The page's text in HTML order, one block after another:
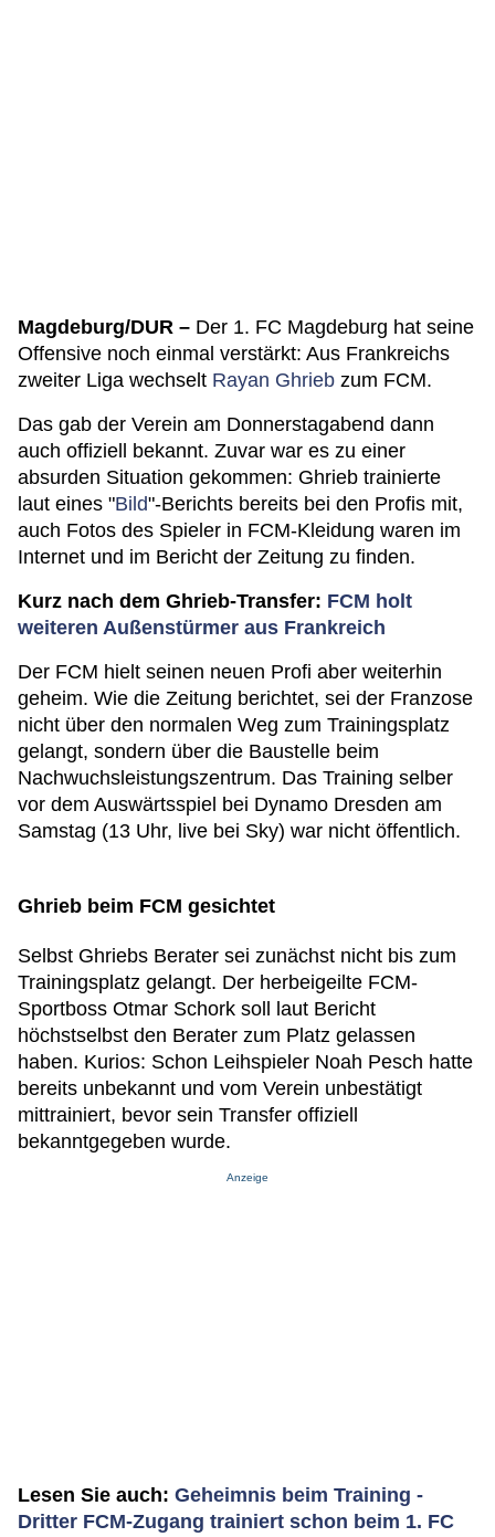
Magdeburg/DUR – Der 1. FC Magdeburg hat seine
Offensive noch einmal verstärkt: Aus Frankreichs
zweiter Liga wechselt Rayan Ghrieb zum FCM.
Das gab der Verein am Donnerstagabend dann
auch offiziell bekannt. Zuvar war es zu einer
absurden Situation gekommen: Ghrieb trainierte
laut eines "Bild"-Berichts bereits bei den Profis mit,
auch Fotos des Spieler in FCM-Kleidung waren im
Internet und im Bericht der Zeitung zu finden.
Kurz nach dem Ghrieb-Transfer: FCM holt
weiteren Außenstürmer aus Frankreich
Der FCM hielt seinen neuen Profi aber weiterhin
geheim. Wie die Zeitung berichtet, sei der Franzose
nicht über den normalen Weg zum Trainingsplatz
gelangt, sondern über die Baustelle beim
Nachwuchsleistungszentrum. Das Training selber
vor dem Auswärtsspiel bei Dynamo Dresden am
Samstag (13 Uhr, live bei Sky) war nicht öffentlich.
Ghrieb beim FCM gesichtet
Selbst Ghriebs Berater sei zunächst nicht bis zum
Trainingsplatz gelangt. Der herbeigeilte FCM-
Sportboss Otmar Schork soll laut Bericht
höchstselbst den Berater zum Platz gelassen
haben. Kurios: Schon Leihspieler Noah Pesch hatte
bereits unbekannt und vom Verein unbestätigt
mittrainiert, bevor sein Transfer offiziell
bekanntgegeben wurde.
Anzeige
Lesen Sie auch: Geheimnis beim Training -
Dritter FCM-Zugang trainiert schon beim 1. FC